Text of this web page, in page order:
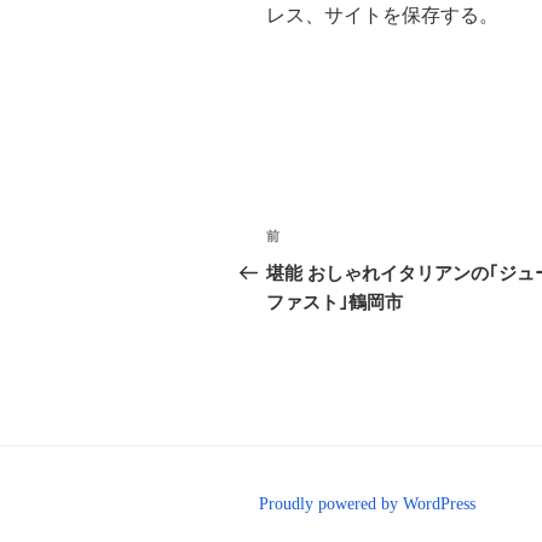
レス、サイトを保存する。
投
稿
ナ
シ
前
の
投
前
堪能 おしゃれイタリアンの｢ジュ
ファスト｣鶴岡市
Proudly powered by WordPress